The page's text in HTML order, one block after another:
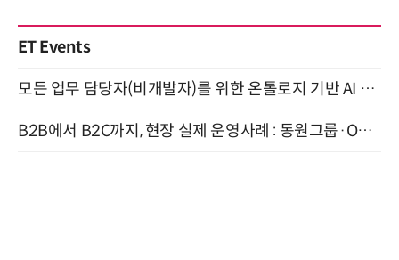
ET Events
모든 업무 담당자(비개발자)를 위한 온톨로지 기반 AI 지식체계 설계 1-day 워크숍 8월 20일 개최
B2B에서 B2C까지, 현장 실제 운영사례 : 동원그룹·OCI·다이닝브랜즈그룹·당근 (8/27)